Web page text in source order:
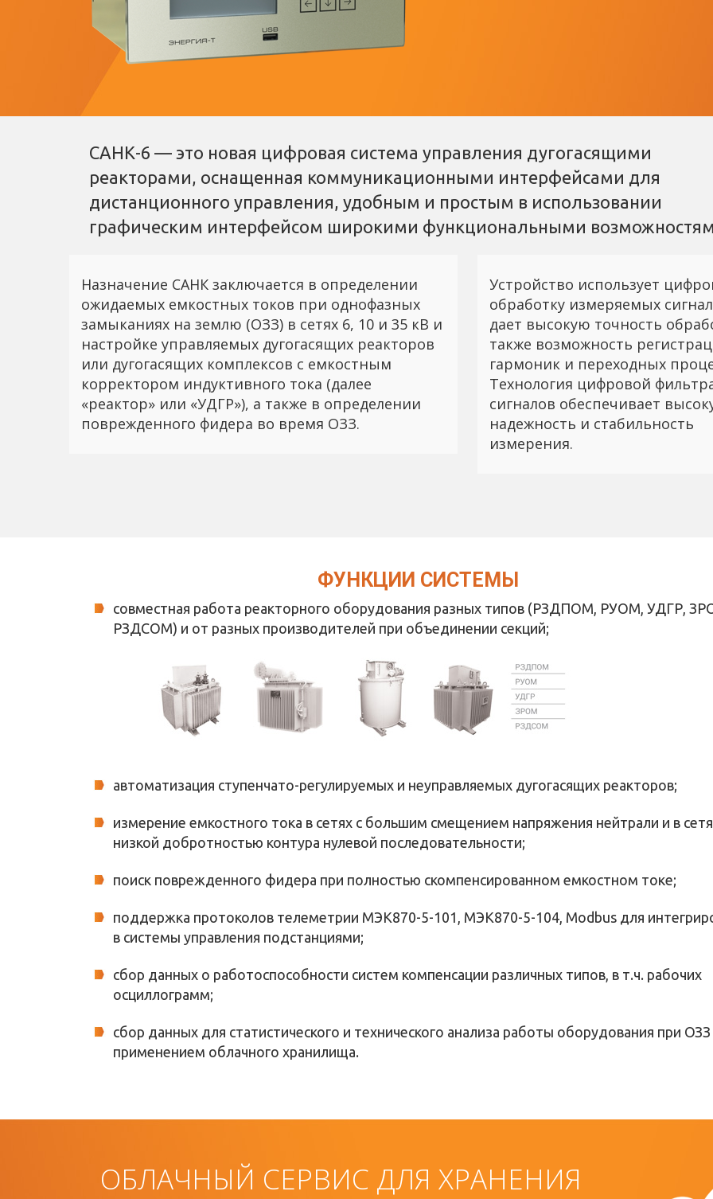
САНК-6 — это новая цифровая система управления дугогасящими
реакторами, оснащенная коммуникационными интерфейсами для
дистанционного управления, удобным и простым в использовании
графическим интерфейсом широкими функциональными
Назначение САНК заключается в определении
ожидаемых емкостных токов при однофазных
замыканиях на землю (ОЗЗ) в сетях 6, 10 и 35 кВ и
настройке управляемых дугогасящих реакторов
или дугогасящих комплексов с емкостным
корректором индуктивного тока (далее
«реактор» или «УДГР»), а также в определении
поврежденного фидера во время ОЗЗ.
Устройство использует
обработку измеряемых
дает высокую точность
также возможность
гармоник и переходных
Технология цифровой
сигналов обеспечивает
надежность и стабильность
измерения.
ФУНКЦИИ СИСТЕМЫ
совместная работа реакторного оборудования разных типов (РЗДПОМ, РУОМ, УДГР,
РЗДСОМ) и от разных производителей при объединении секций;
автоматизация ступенчато-регулируемых и неуправляемых дугогасящих реакторов;
измерение емкостного тока в сетях с большим смещением напряжения нейтрали и в
низкой добротностью контура нулевой последовательности;
поиск поврежденного фидера при полностью скомпенсированном емкостном токе;
поддержка протоколов телеметрии МЭК870-5-101, МЭК870-5-104, Modbus для
в системы управления подстанциями;
сбор данных о работоспособности систем компенсации различных типов, в т.ч. рабочих
осциллограмм;
сбор данных для статистического и технического анализа работы оборудования при ОЗЗ
применением облачного хранилища.
ОБЛАЧНЫЙ СЕРВИС ДЛЯ ХРАНЕНИЯ